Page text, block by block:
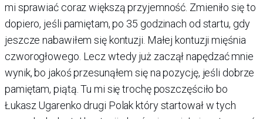
mi sprawiać coraz większą przyjemność. Zmieniło się to
dopiero, jeśli pamiętam, po 35 godzinach od startu, gdy
jeszcze nabawiłem się kontuzji. Małej kontuzji mięśnia
czworogłowego. Lecz wtedy już zaczął napędzać mnie
wynik, bo jakoś przesunąłem się na pozycję, jeśli dobrze
pamiętam, piątą. Tu mi się trochę poszczęściło bo
Łukasz Ugarenko drugi Polak który startował w tych